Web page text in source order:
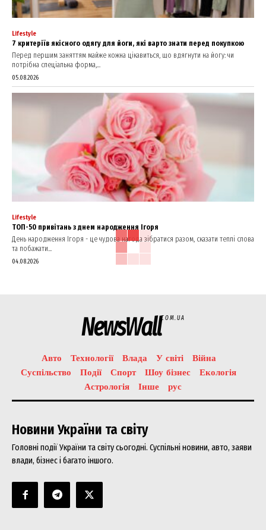
Lifestyle
7 критеріїв якісного одягу для йоги, які варто знати перед покупкою
Перед першим заняттям майже кожна цікавиться, що вдягнути на йогу: чи
потрібна спеціальна форма,...
05.08.2026
Lifestyle
ТОП-50 привітань з днем народження Ігоря
День народження Ігоря - це чудова нагода зібратися разом, сказати теплі слова
та побажати...
04.08.2026
NewsWallCOM.UA
Авто Технології Влада У світі
Війна
Суспільство
Події Спорт Шоу бізнес
Екологія
Астрологія
Інше рус
Новини України та світу
Головні події України та світу сьогодні. Суспільні новини, авто, заяви
влади, бізнес і багато іншого.